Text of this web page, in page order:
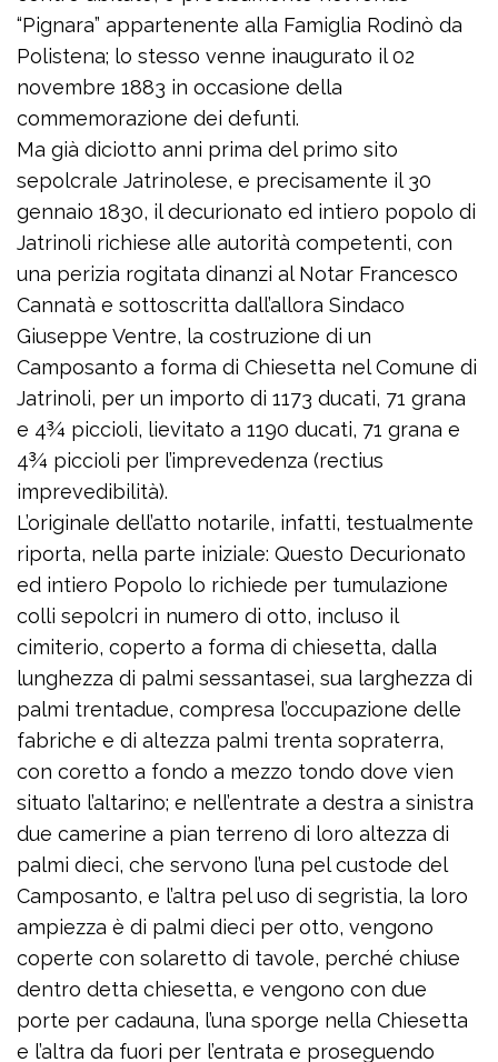
“Pignara” appartenente alla Famiglia Rodinò da
Polistena; lo stesso venne inaugurato il 02
novembre 1883 in occasione della
commemorazione dei defunti.
Ma già diciotto anni prima del primo sito
sepolcrale Jatrinolese, e precisamente il 30
gennaio 1830, il decurionato ed intiero popolo di
Jatrinoli richiese alle autorità competenti, con
una perizia rogitata dinanzi al Notar Francesco
Cannatà e sottoscritta dall’allora Sindaco
Giuseppe Ventre, la costruzione di un
Camposanto a forma di Chiesetta nel Comune di
Jatrinoli, per un importo di 1173 ducati, 71 grana
e 4¾ piccioli, lievitato a 1190 ducati, 71 grana e
4¾ piccioli per l’imprevedenza (rectius
imprevedibilità).
L’originale dell’atto notarile, infatti, testualmente
riporta, nella parte iniziale: Questo Decurionato
ed intiero Popolo lo richiede per tumulazione
colli sepolcri in numero di otto, incluso il
cimiterio, coperto a forma di chiesetta, dalla
lunghezza di palmi sessantasei, sua larghezza di
palmi trentadue, compresa l’occupazione delle
fabriche e di altezza palmi trenta sopraterra,
con coretto a fondo a mezzo tondo dove vien
situato l’altarino; e nell’entrate a destra a sinistra
due camerine a pian terreno di loro altezza di
palmi dieci, che servono l’una pel custode del
Camposanto, e l’altra pel uso di segristia, la loro
ampiezza è di palmi dieci per otto, vengono
coperte con solaretto di tavole, perché chiuse
dentro detta chiesetta, e vengono con due
porte per cadauna, l’una sporge nella Chiesetta
e l’altra da fuori per l’entrata e proseguendo